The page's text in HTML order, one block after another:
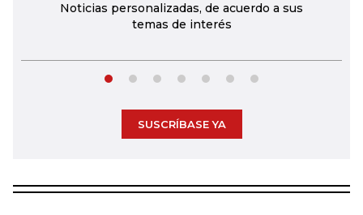
Noticias personalizadas, de acuerdo a sus
temas de interés
SUSCRÍBASE YA